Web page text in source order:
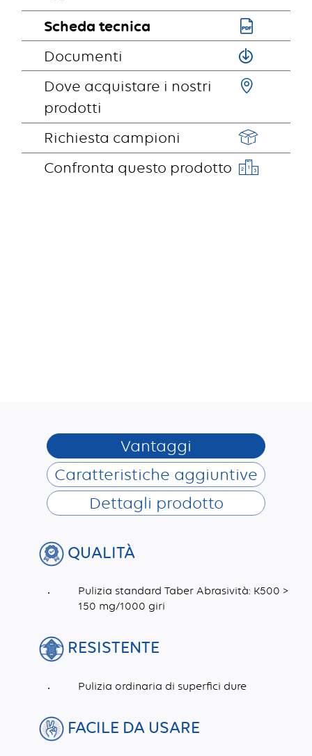
Scheda tecnica
Documenti
Dove acquistare i nostri
prodotti
Richiesta campioni
Confronta questo prodotto
Vantaggi
Caratteristiche aggiuntive
Dettagli prodotto
QUALITÀ
Pulizia standard Taber Abrasività: K500 >
150 mg/1000 giri
RESISTENTE
Pulizia ordinaria di superfici dure
FACILE DA USARE